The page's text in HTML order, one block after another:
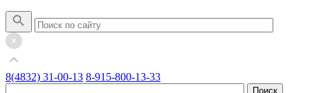
8(4832) 31-00-13 8-915-800-13-33